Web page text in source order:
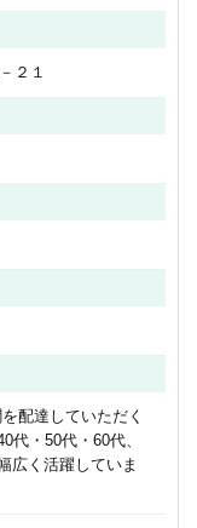
２１
配達していただく
・50代・60代、
広く活躍していま